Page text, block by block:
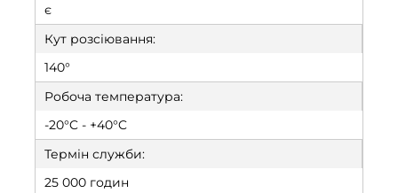
є
Кут розсіювання:
140°
Робоча температура:
-20°C - +40°C
Термін служби:
25 000 годин